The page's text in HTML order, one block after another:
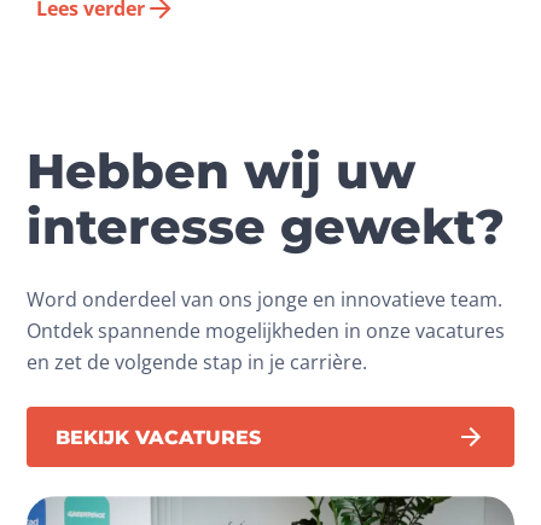
Lees verder
Hebben wij uw
interesse gewekt?
Word onderdeel van ons jonge en innovatieve team.
Ontdek spannende mogelijkheden in onze vacatures
en zet de volgende stap in je carrière.
BEKIJK VACATURES